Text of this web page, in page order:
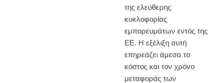
της ελεύθερης
κυκλοφορίας
εμπορευμάτων εντός της
ΕΕ. Η εξέλιξη αυτή
επηρεάζει άμεσα το
κόστος και τον χρόνο
μεταφοράς των